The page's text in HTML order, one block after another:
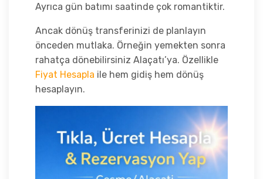
Ayrıca gün batımı saatinde çok romantiktir.
Ancak dönüş transferinizi de planlayın
önceden mutlaka. Örneğin yemekten sonra
rahatça dönebilirsiniz Alaçatı’ya. Özellikle
Fiyat Hesapla ile hem gidiş hem dönüş
hesaplayın.